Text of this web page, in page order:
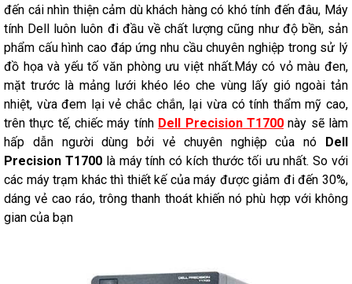
đến cái nhìn thiện cảm dù khách hàng có khó tính đến đâu, Máy
tính Dell luôn luôn đi đầu về chất lượng cũng như độ bền, sản
phẩm cấu hình cao đáp ứng nhu cầu chuyên nghiệp trong sử lý
đồ họa và yếu tố văn phòng ưu việt nhất.Máy có vỏ màu đen,
mặt trước là mảng lưới khéo léo che vùng lấy gió ngoài tản
nhiệt, vừa đem lại vẻ chắc chắn, lại vừa có tính thẩm mỹ cao,
trên thực tế, chiếc máy tính Dell Precision T1700này sẽ làm
hấp dẫn người dùng bởi vẻ chuyên nghiệp của nó
Dell
Precision T1700là máy tính có kích thước tối ưu nhất. So với
các máy trạm khác thì thiết kế của máy được giảm đi đến 30%,
dáng vẻ cao ráo, trông thanh thoát khiến nó phù hợp với không
gian của bạn